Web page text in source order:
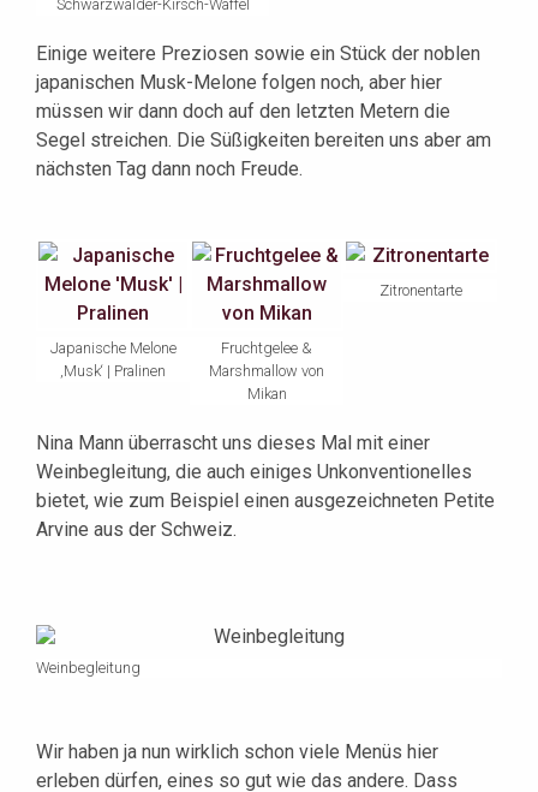
Schwarzwälder-Kirsch-Waffel
Einige weitere Preziosen sowie ein Stück der noblen
japanischen Musk-Melone folgen noch, aber hier
müssen wir dann doch auf den letzten Metern die
Segel streichen. Die Süßigkeiten bereiten uns aber am
nächsten Tag dann noch Freude.
Japanische Melone
‚Musk‘ | Pralinen
Fruchtgelee &
Marshmallow von
Mikan
Zitronentarte
Nina Mann überrascht uns dieses Mal mit einer
Weinbegleitung, die auch einiges Unkonventionelles
bietet, wie zum Beispiel einen ausgezeichneten Petite
Arvine aus der Schweiz.
Weinbegleitung
Wir haben ja nun wirklich schon viele Menüs hier
erleben dürfen, eines so gut wie das andere. Dass